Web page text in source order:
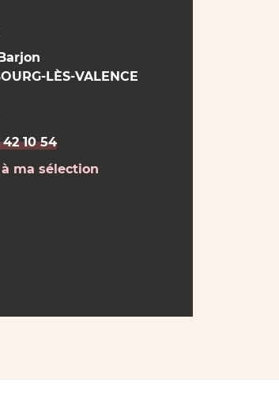
LÈS-VALENCE
10 54
ma sélection